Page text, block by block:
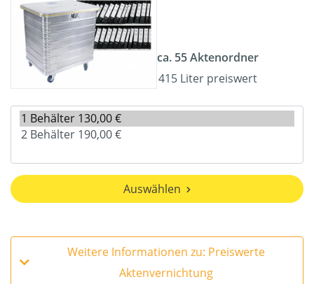
ca. 55 Aktenordner
415 Liter preiswert
Auswählen
Weitere Informationen zu: Preiswerte
Aktenvernichtung